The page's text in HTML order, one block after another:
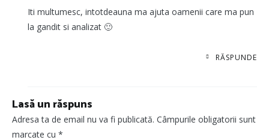
Iti multumesc, intotdeauna ma ajuta oamenii care ma pun
la gandit si analizat 🙂
RĂSPUNDE
Lasă un răspuns
Adresa ta de email nu va fi publicată. Câmpurile obligatorii sunt
marcate cu *